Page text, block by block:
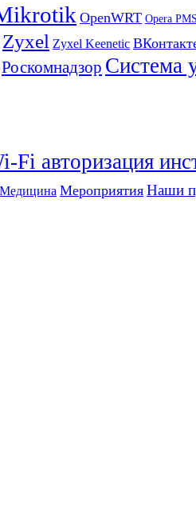
OpenWRT Opera PMS
Zyxel Zyxel Keenetic
Роскомнадзор Система
Fi авторизация
Медицина Мероприятия Наши